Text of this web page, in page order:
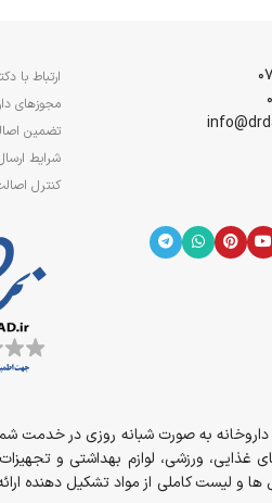
ارتباط با
مجوزهای
تضمین
شرایط
کنترل
غذایی، ورزشی، لوازم بهداشتی و
و لیست کاملی از مواد تشکیل دهنده